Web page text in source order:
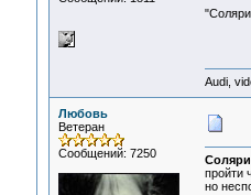
Audi,
Любовь
Ветеран
Сообщений: 7250
пройти
но